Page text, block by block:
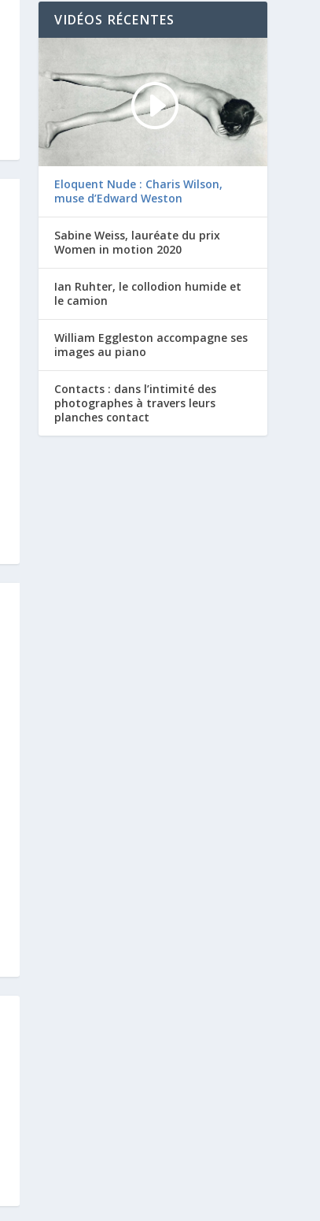
VIDÉOS RÉCENTES
Eloquent Nude : Charis Wilson,
muse d’Edward Weston
Sabine Weiss, lauréate du prix
Women in motion 2020
Ian Ruhter, le collodion humide et
le camion
William Eggleston accompagne ses
images au piano
Contacts : dans l’intimité des
photographes à travers leurs
planches contact